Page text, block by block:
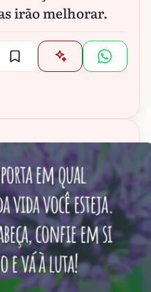
irão melhorar.